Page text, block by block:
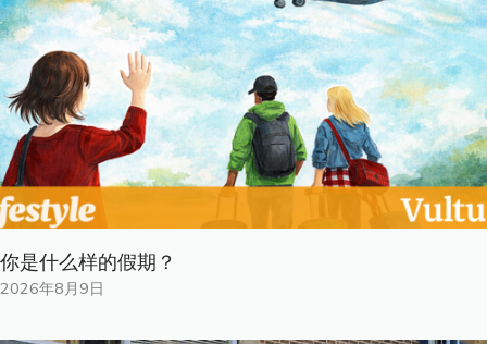
你是什​​么样的假期？
2026年8月9日